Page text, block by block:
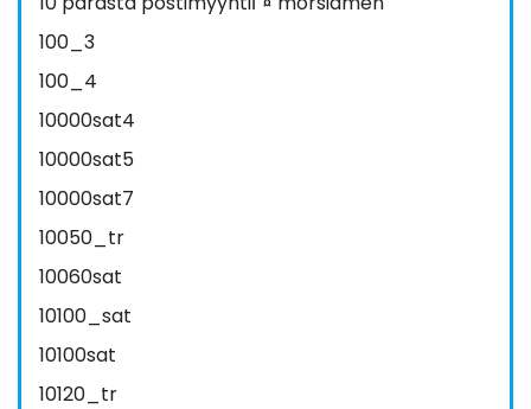
100_3
100_4
10000sat4
10000sat5
10000sat7
10050_tr
10060sat
10100_sat
10100sat
10120_tr